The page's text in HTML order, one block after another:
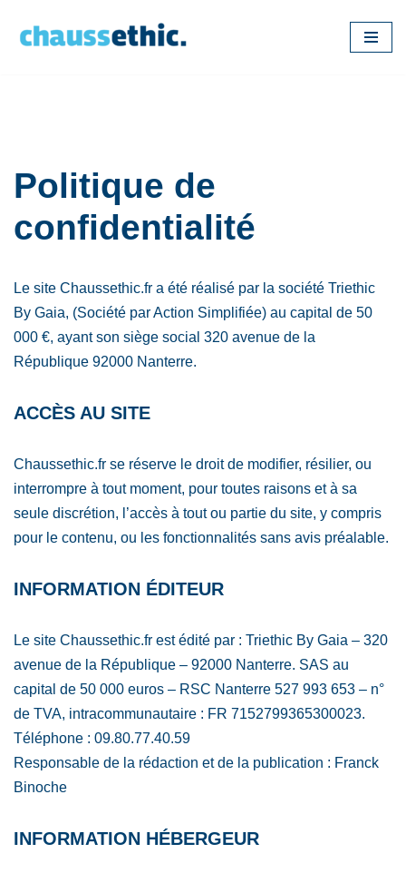
Aller
Politique de
confidentialité
Le site Chaussethic.fr a été réalisé par la société Triethic
By Gaia, (Société par Action Simplifiée) au capital de 50
000 €, ayant son siège social 320 avenue de la
République 92000 Nanterre.
ACCÈS AU SITE
Chaussethic.fr se réserve le droit de modifier, résilier, ou
interrompre à tout moment, pour toutes raisons et à sa
seule discrétion, l’accès à tout ou partie du site, y compris
pour le contenu, ou les fonctionnalités sans avis préalable.
INFORMATION ÉDITEUR
Le site Chaussethic.fr est édité par : Triethic By Gaia – 320
avenue de la République – 92000 Nanterre. SAS au
capital de 50 000 euros – RSC Nanterre 527 993 653 – n°
de TVA, intracommunautaire : FR 7152799365300023.
Téléphone : 09.80.77.40.59
Responsable de la rédaction et de la publication : Franck
Binoche
INFORMATION HÉBERGEUR